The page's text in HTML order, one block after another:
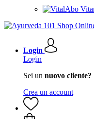
Login
Login
Sei un nuovo cliente?
Crea un account